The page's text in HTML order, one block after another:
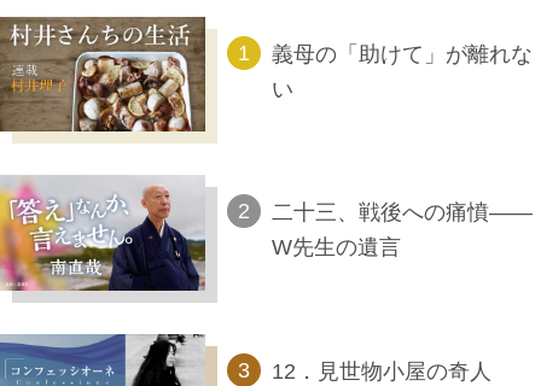
義母の「助けて」が離れな
い
二十三、戦後への痛憤――
W先生の遺言
12．見世物小屋の奇人